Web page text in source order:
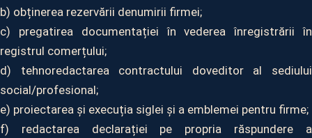
b) obținerea rezervării denumirii firmei;
c) pregatirea documentației în vederea înregistrării în
registrul comerțului;
d) tehnoredactarea contractului doveditor al sediului
social/profesional;
e) proiectarea și execuția siglei și a emblemei pentru firme;
f) redactarea declarației pe propria răspundere a